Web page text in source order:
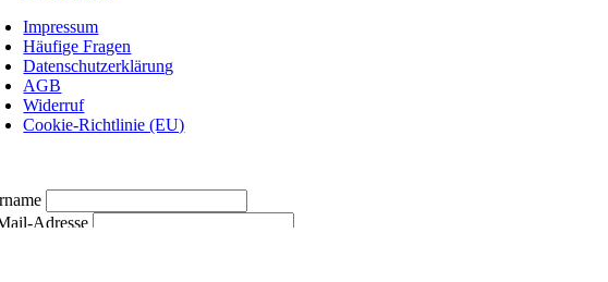
Impressum
Häufige Fragen
Datenschutzerklärung
AGB
Widerruf
Cookie-Richtlinie (EU)
Adresse